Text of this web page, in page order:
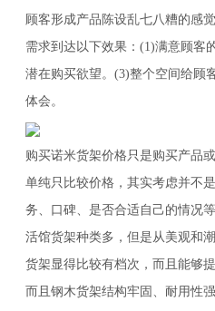
顾客形成产品陈设乱七八糟的感
需求到达以下效果：(1)满意顾客
潜在购买欲望。(3)整个空间给顾
体会。
购买诺米货架价格只是购买产品
单纯只比较价格，其实考虑并不
务、口碑、是否合适自己的情况
活馆货架种类多，但是从美观和
货架显得比较有档次，而且能够
而且钢木货架结构牢固、耐用性